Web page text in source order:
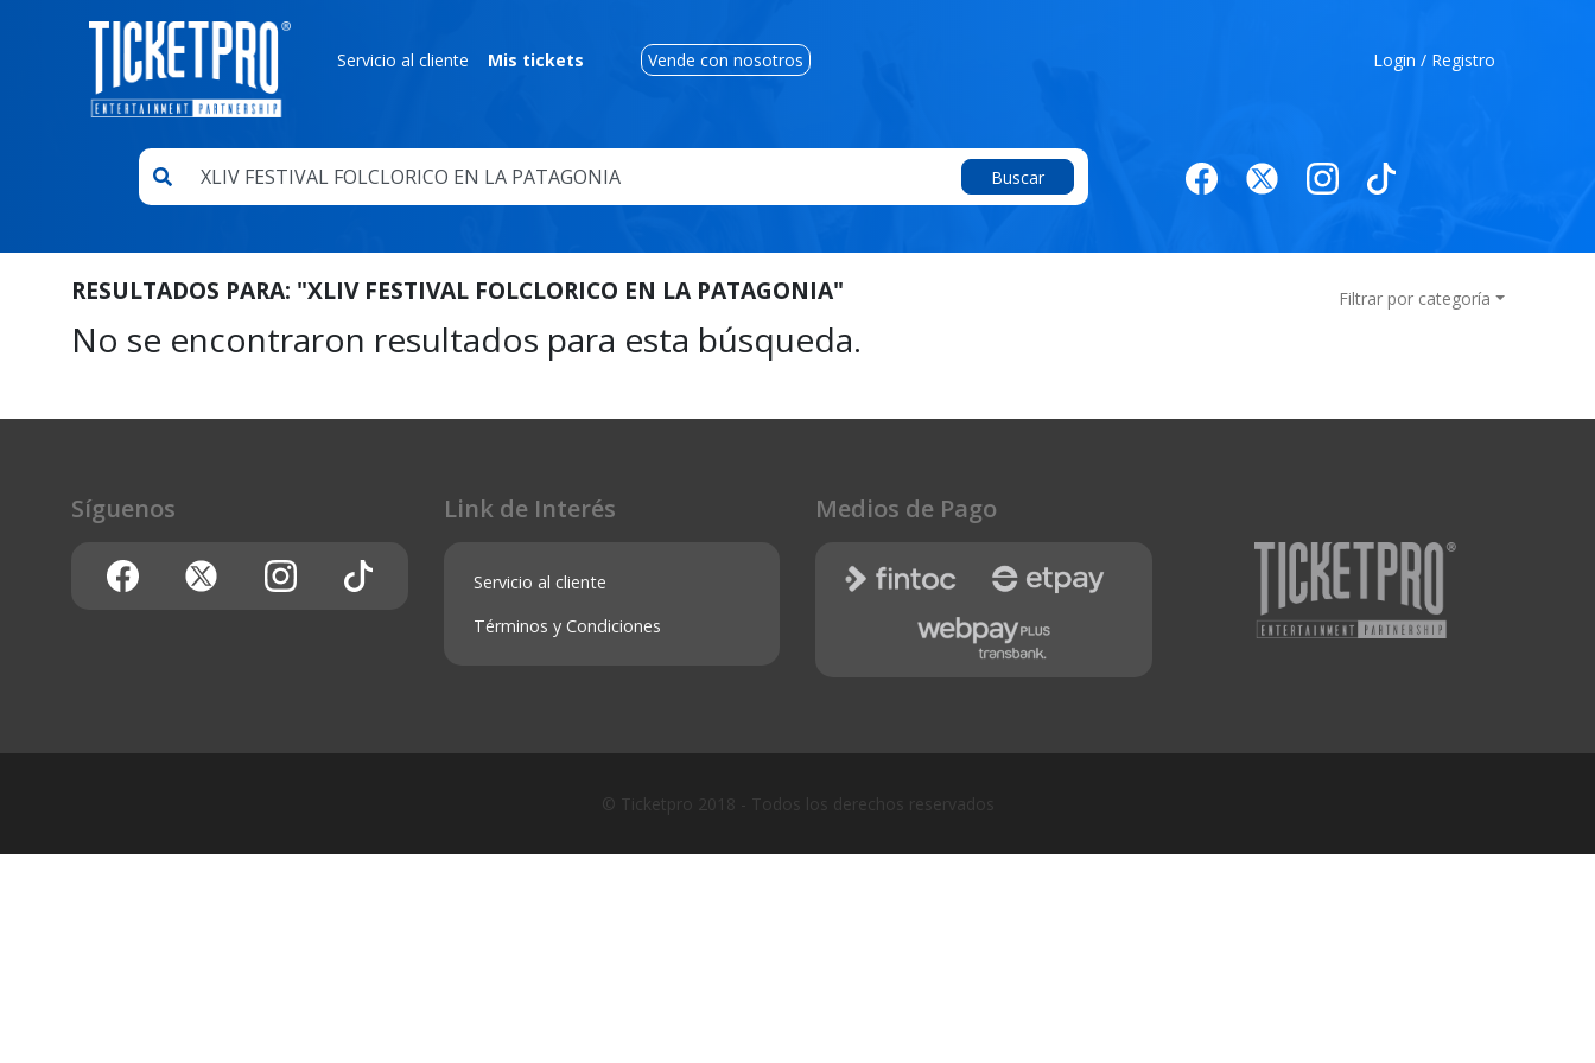
Servicio al cliente Mis tickets Vende con nosotros Login / Registro
Buscar
RESULTADOS PARA: "XLIV FESTIVAL FOLCLORICO EN LA PATAGONIA" Filtrar por categoría
No se encontraron resultados para esta búsqueda.
Síguenos Link de Interés
Servicio al cliente
Términos y Condiciones
Medios de Pago
© Ticketpro 2018 - Todos los derechos reservados